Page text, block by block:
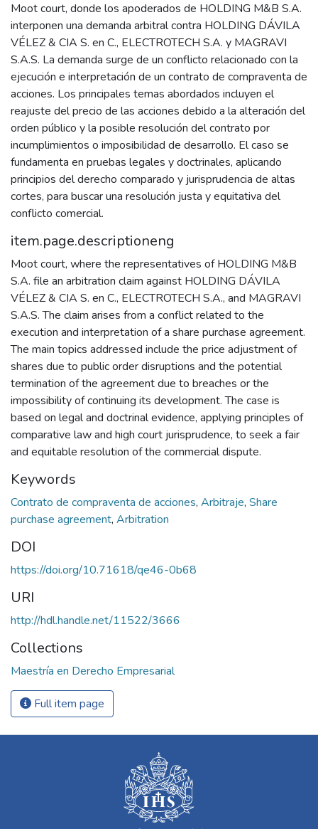
Moot court, donde los apoderados de HOLDING M&B S.A.
interponen una demanda arbitral contra HOLDING DÁVILA
VÉLEZ & CIA S. en C., ELECTROTECH S.A. y MAGRAVI
S.A.S. La demanda surge de un conflicto relacionado con la
ejecución e interpretación de un contrato de compraventa de
acciones. Los principales temas abordados incluyen el
reajuste del precio de las acciones debido a la alteración del
orden público y la posible resolución del contrato por
incumplimientos o imposibilidad de desarrollo. El caso se
fundamenta en pruebas legales y doctrinales, aplicando
principios del derecho comparado y jurisprudencia de altas
cortes, para buscar una resolución justa y equitativa del
conflicto comercial.
item.page.descriptioneng
Moot court, where the representatives of HOLDING M&B
S.A. file an arbitration claim against HOLDING DÁVILA
VÉLEZ & CIA S. en C., ELECTROTECH S.A., and MAGRAVI
S.A.S. The claim arises from a conflict related to the
execution and interpretation of a share purchase agreement.
The main topics addressed include the price adjustment of
shares due to public order disruptions and the potential
termination of the agreement due to breaches or the
impossibility of continuing its development. The case is
based on legal and doctrinal evidence, applying principles of
comparative law and high court jurisprudence, to seek a fair
and equitable resolution of the commercial dispute.
Keywords
Contrato de compraventa de acciones, Arbitraje, Share
purchase agreement, Arbitration
DOI
https://doi.org/10.71618/qe46-0b68
URI
http://hdl.handle.net/11522/3666
Collections
Maestría en Derecho Empresarial
Full item page